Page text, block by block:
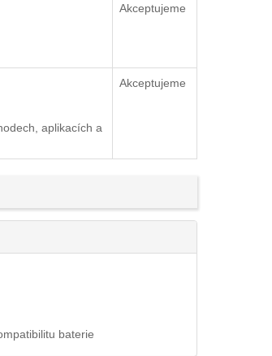
Akceptujeme
aplikacích a
Akceptujeme
baterie